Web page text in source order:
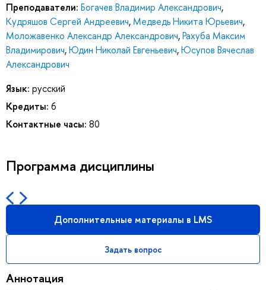
Преподаватели: Богачев Владимир Александрович,
Кудряшов Сергей Андреевич, Медведь Никита Юрьевич,
Моложавенко Александр Александрович,Рахуба Максим
Владимирович,Юдин Николай Евгеньевич,Юсупов Вячеслав
Александрович
Язык: русский
Кредиты: 6
Контактные часы: 80
Программа дисциплины
Дополнительные материалы в LMS
Задать вопрос
Аннотация